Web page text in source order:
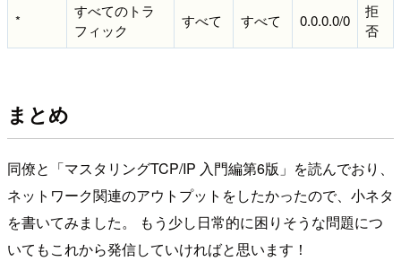
*
すべてのトラ
フィック
すべて すべて 0.0.0.0/0
拒
否
まとめ
同僚と「マスタリングTCP/IP 入門編第6版」を読んでおり、
ネットワーク関連のアウトプットをしたかったので、小ネタ
を書いてみました。 もう少し日常的に困りそうな問題につ
いてもこれから発信していければと思います！